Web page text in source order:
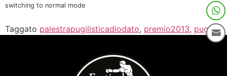
switching to normal mode
Taggato palestrapugilisticadiodato, premio2013, pugile